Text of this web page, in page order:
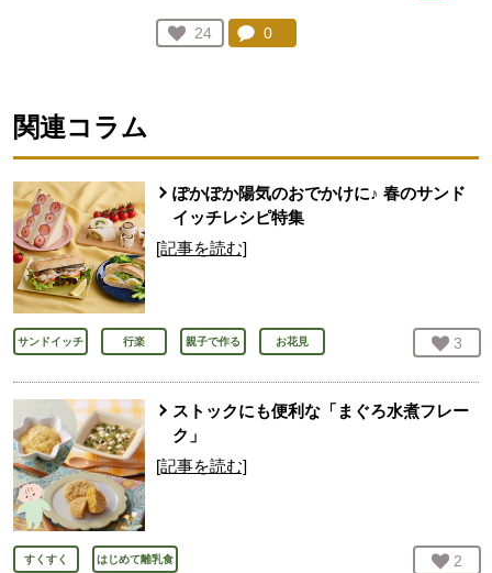
お気に入り登録：
24
人が登録
コメント：
0
関連コラム
ぽかぽか陽気のおでかけに♪ 春のサンド
イッチレシピ特集
[記事を読む]
サンドイッチ 行楽 親子で作る お花見 お気
3
ストックにも便利な「まぐろ水煮フレー
ク」
[記事を読む]
すくすく はじめて離乳食 お気
2